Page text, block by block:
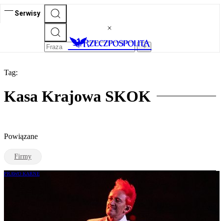
Serwisy
Tag:
Kasa Krajowa SKOK
Powiązane
Firmy
PRAWO KARNE
Michał Wiśniewski uniewinniony w
sprawie SKOK Wołomin. Wyrok